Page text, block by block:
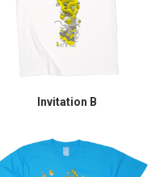
Invitation B